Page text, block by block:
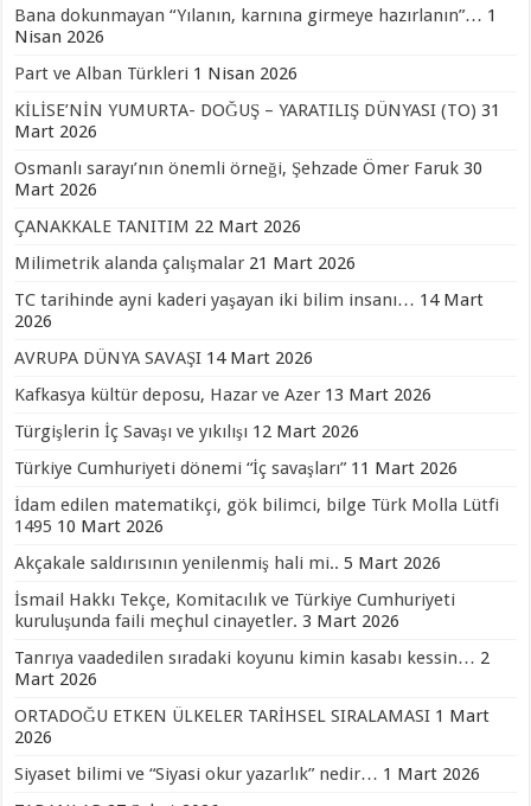
Bana dokunmayan “Yılanın, karnına girmeye hazırlanın”… 1
Nisan 2026
Part ve Alban Türkleri 1 Nisan 2026
KİLİSE’NİN YUMURTA- DOĞUŞ – YARATILIŞ DÜNYASI (TO) 31
Mart 2026
Osmanlı sarayı’nın önemli örneği, Şehzade Ömer Faruk 30
Mart 2026
ÇANAKKALE TANITIM 22 Mart 2026
Milimetrik alanda çalışmalar 21 Mart 2026
TC tarihinde ayni kaderi yaşayan iki bilim insanı… 14 Mart
2026
AVRUPA DÜNYA SAVAŞI 14 Mart 2026
Kafkasya kültür deposu, Hazar ve Azer 13 Mart 2026
Türgişlerin İç Savaşı ve yıkılışı 12 Mart 2026
Türkiye Cumhuriyeti dönemi “İç savaşları” 11 Mart 2026
İdam edilen matematikçi, gök bilimci, bilge Türk Molla Lütfi
1495 10 Mart 2026
Akçakale saldırısının yenilenmiş hali mi.. 5 Mart 2026
İsmail Hakkı Tekçe, Komitacılık ve Türkiye Cumhuriyeti
kuruluşunda faili meçhul cinayetler. 3 Mart 2026
Tanrıya vaadedilen sıradaki koyunu kimin kasabı kessin… 2
Mart 2026
ORTADOĞU ETKEN ÜLKELER TARİHSEL SIRALAMASI 1 Mart
2026
Siyaset bilimi ve “Siyasi okur yazarlık” nedir… 1 Mart 2026